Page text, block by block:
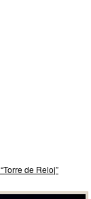
“Torre de Reloj”